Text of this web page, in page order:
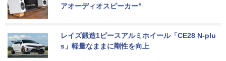
アオーディオスピーカー”
レイズ鍛造1ピースアルミホイール「CE28 N-plu
s」軽量なままに剛性を向上